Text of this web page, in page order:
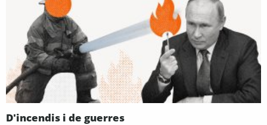
D'incendis i de guerres